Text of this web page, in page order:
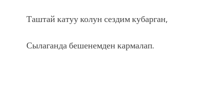
Таштай катуу колун сездим кубарган,
Сылаганда бешенемден кармалап.